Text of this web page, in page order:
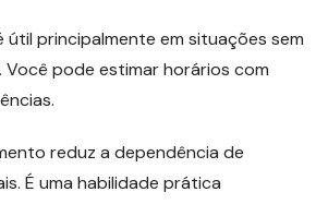
útil principalmente em situações sem
pode estimar horários com
reduz a dependência de
É uma habilidade prática